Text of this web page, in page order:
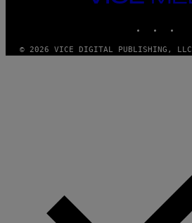
MEDIA
© 2026 VICE DIGITAL PUBLISHING, LLC